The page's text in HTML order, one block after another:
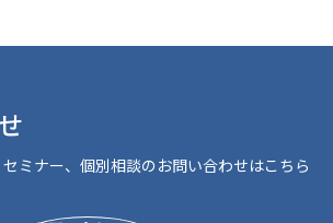
ミナー、個別相談のお問い合わせはこちら